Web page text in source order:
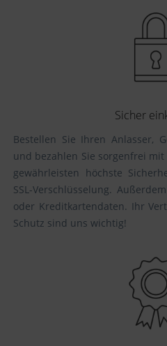
Sicher
Bestellen Sie Ihren Anlasser,
und bezahlen Sie sorgenfrei
gewährleisten höchste
SSL-Verschlüsselung.
oder Kreditkartendaten. Ihr
Schutz sind uns wichtig!